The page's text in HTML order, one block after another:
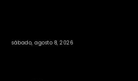
sábado, agosto 8, 2026